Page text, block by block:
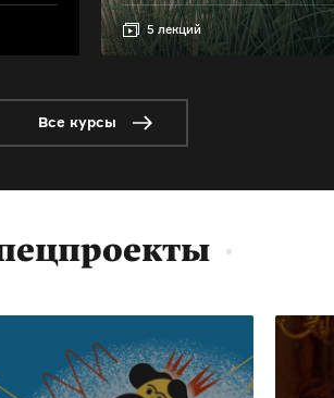
5 лекций
Все курсы